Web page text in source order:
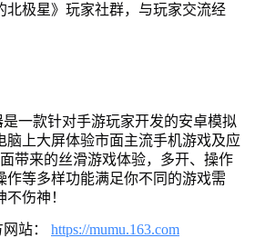
北极星》玩家社群，与玩家交流经
是一款针对手游玩家开发的安卓模拟
脑上大屏体验市面主流手机游戏及应
带来的丝滑游戏体验，多开、操作
作等多样功能满足你不同的游戏需
伤神！
站： https://mumu.163.com